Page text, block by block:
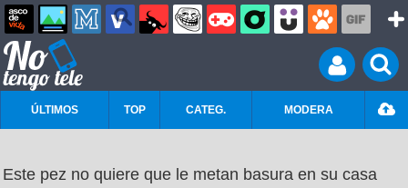
ÚLTIMOS TOP CATEG. MODERA
Este pez no quiere que le metan basura en su casa